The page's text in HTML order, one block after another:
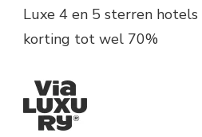
Luxe 4 en 5 sterren
korting tot wel 70%